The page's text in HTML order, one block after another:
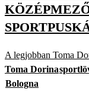
A legjobban Toma
Toma Dorina
Bologna